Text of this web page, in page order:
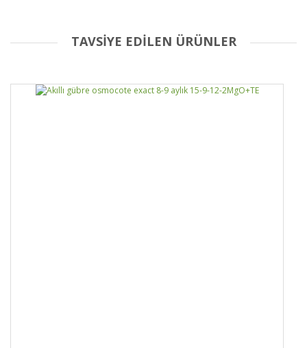
Bu ürüne ilk yorumu siz yapın!
Yorum Yaz
TAVSİYE EDİLEN ÜRÜNLER